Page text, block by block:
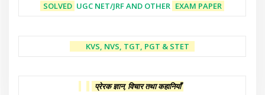
SOLVED UGC NET/JRF AND OTHER EXAM PAPER
KVS, NVS, TGT, PGT & STET
प्रेरक ज्ञान, विचार तथा कहानियाँ